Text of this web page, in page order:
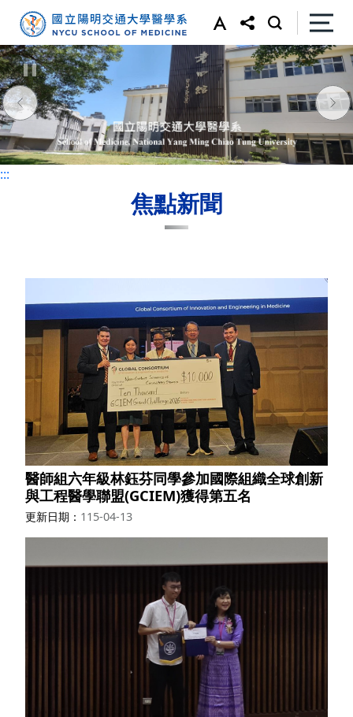
:::
:::
焦點新聞
醫師組六年級林鈺芬同學參加國際組織全球創新
與工程醫學聯盟(GCIEM)獲得第五名
更新日期 115-04-13